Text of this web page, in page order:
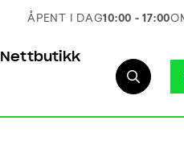
Nettbutikk
ÅPENT I DAG10:00 - 17:00